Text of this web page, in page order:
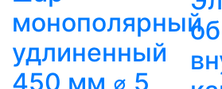
монополярный
удлиненный
450 мм ⌀ 5